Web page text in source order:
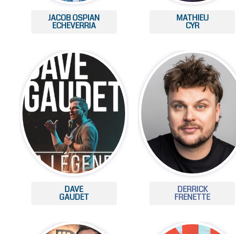
JACOB OSPIAN
ECHEVERRIA
MATHIEU
CYR
DAVE
GAUDET
DERRICK
FRENETTE